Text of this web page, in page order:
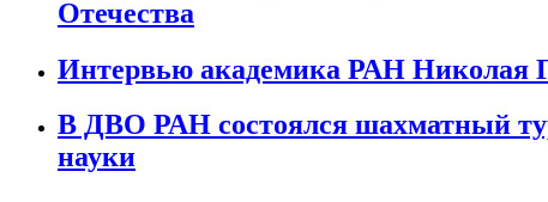
Отечества
Интервью академика РАН Николая
В ДВО РАН состоялся шахматный
науки